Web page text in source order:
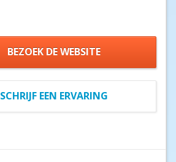
BEZOEK DE WEBSITE
SCHRIJF EEN ERVARING